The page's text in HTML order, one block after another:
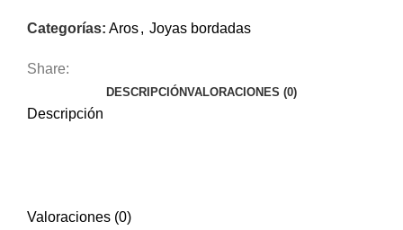
Categorías: Aros, Joyas bordadas
Share:
DESCRIPCIÓNVALORACIONES (0)
Descripción
Valoraciones (0)